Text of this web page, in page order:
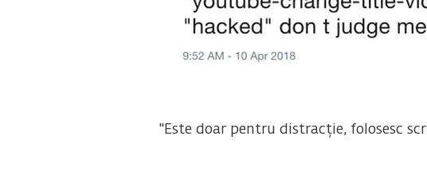
"Este doar pentru distracție, folosesc